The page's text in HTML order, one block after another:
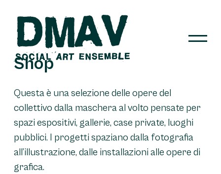
content
DMAV
Shop
Questa è una selezione delle opere del
collettivo dalla maschera al volto pensate per
spazi espositivi, gallerie, case private, luoghi
pubblici. I progetti spaziano dalla fotografia
all’illustrazione, dalle installazioni alle opere di
grafica.